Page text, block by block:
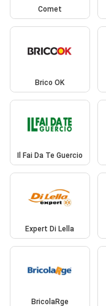
Comet
Brico OK
Il Fai Da Te Guercio
Expert Di Lella
BricolaRge